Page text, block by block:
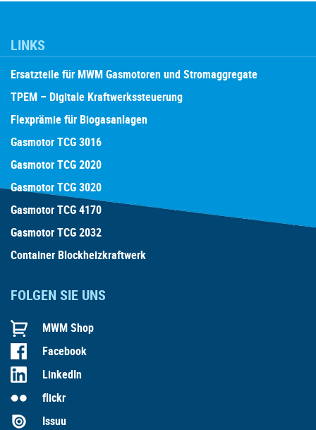
LINKS
Ersatzteile für MWM Gasmotoren und Stromaggregate
TPEM – Digitale Kraftwerkssteuerung
Flexprämie für Biogasanlagen
Gasmotor TCG 3016
Gasmotor TCG 2020
Gasmotor TCG 3020
Gasmotor TCG 4170
Gasmotor TCG 2032
Container Blockheizkraftwerk
FOLGEN SIE UNS
MWM Shop
Facebook
LinkedIn
flickr
Issuu